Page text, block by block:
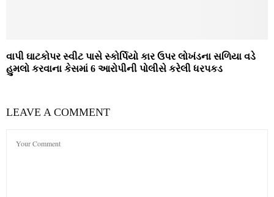
વાપી ઘાટકોપર સ્‍વીટ પાસે સ્‍કોર્પિયો કાર ઉપર લોખંડના સળિયા વડે
હુમલો કરવાના કેસમાં 6 આરોપીની પોલીસે કરેલી ધરપકડ
LEAVE A COMMENT